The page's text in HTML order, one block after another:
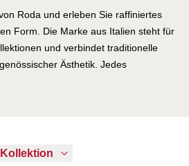
Roda und erleben Sie raffiniertes
Form. Die Marke aus Italien steht für
und verbindet traditionelle
Ästhetik. Jedes